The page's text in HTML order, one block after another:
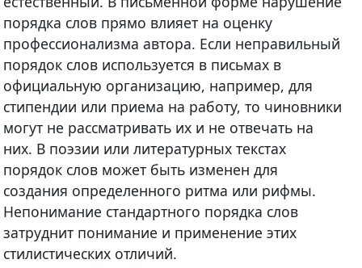
порядка слов прямо влияет на оценку
профессионализма автора. Если неправильный
порядок слов используется в письмах в
официальную организацию, например, для
стипендии или приема на работу, то чиновники
могут не рассматривать их и не отвечать на
них. В поэзии или литературных текстах
порядок слов может быть изменен для
создания определенного ритма или рифмы.
Непонимание стандартного порядка слов
затруднит понимание и применение этих
стилистических отличий.